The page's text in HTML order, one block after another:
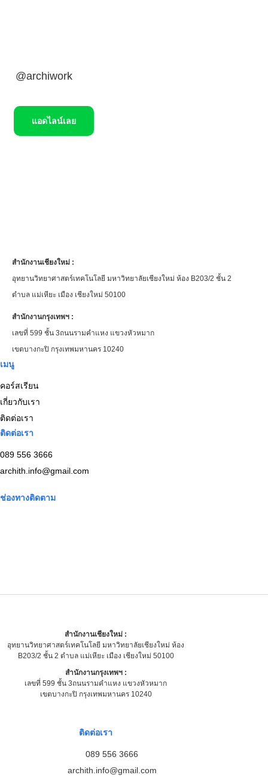
@archiwork
แอดไลน์เลย
สำนักงานเชียงใหม่ :
อุทยานวิทยาศาสตร์เทคโนโลยี มหาวิทยาลัยเชียงใหม่ ห้อง B203/2 ชั้น 2
ตำบล แม่เหียะ เมือง เชียงใหม่ 50100
สำนักงานกรุงเทพฯ :
เลขที่ 599 ชั้น 3ถนนรามคำแหง แขวงหัวหมาก
เขตบางกะปิ กรุงเทพมหานคร 10240
เมนู
คอร์สเรียน
เกี่ยวกับเรา
ติดต่อเรา
ติดต่อเรา
089 556 3666
archith.info@gmail.com
ช่องทางติดตาม
สำนักงานเชียงใหม่ :
อุทยานวิทยาศาสตร์เทคโนโลยี มหาวิทยาลัยเชียงใหม่ ห้อง
B203/2 ชั้น 2 ตำบล แม่เหียะ เมือง เชียงใหม่ 50100
สำนักงานกรุงเทพฯ :
เลขที่ 599 ชั้น 3ถนนรามคำแหง แขวงหัวหมาก
เขตบางกะปิ กรุงเทพมหานคร 10240
ติดต่อเรา
089 556 3666
archith.info@gmail.com